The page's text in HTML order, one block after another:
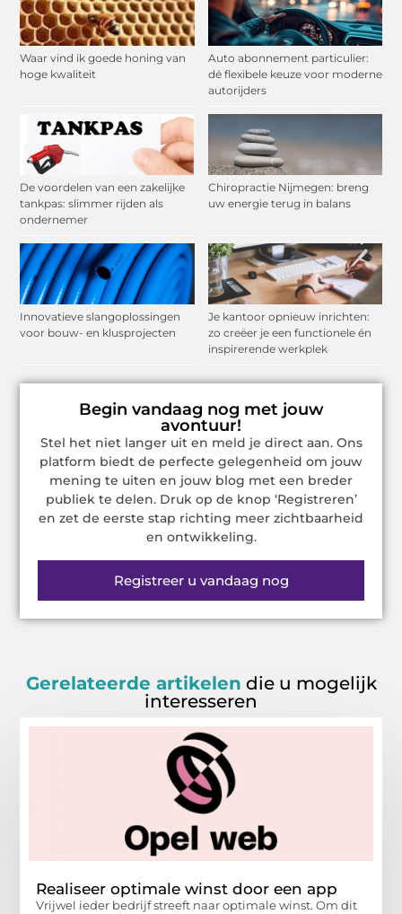
Waar vind ik goede honing van
hoge kwaliteit
Auto abonnement particulier:
dé flexibele keuze voor moderne
autorijders
De voordelen van een zakelijke
tankpas: slimmer rijden als
ondernemer
Chiropractie Nijmegen: breng
uw energie terug in balans
Innovatieve slangoplossingen
voor bouw- en klusprojecten
Je kantoor opnieuw inrichten:
zo creëer je een functionele én
inspirerende werkplek
Begin vandaag nog met jouw
avontuur!
Stel het niet langer uit en meld je direct aan. Ons
platform biedt de perfecte gelegenheid om jouw
mening te uiten en jouw blog met een breder
publiek te delen. Druk op de knop ‘Registreren’
en zet de eerste stap richting meer zichtbaarheid
en ontwikkeling.
Registreer u vandaag nog
Gerelateerde artikelen die u mogelijk
interesseren
Realiseer optimale winst door een app
Vrijwel ieder bedrijf streeft naar optimale winst. Om dit